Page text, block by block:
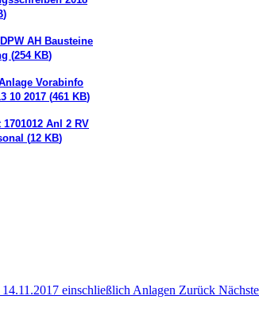
)
AH Bausteine
(254 KB)
Vorabinfo
10 2017 (461 KB)
1701012 Anl 2 RV
(12 KB)
einschließlich Anlagen Zurück